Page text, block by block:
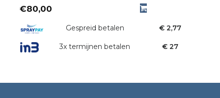
€80,00
Gespreid betalen € 2,77
3x termijnen betalen € 27